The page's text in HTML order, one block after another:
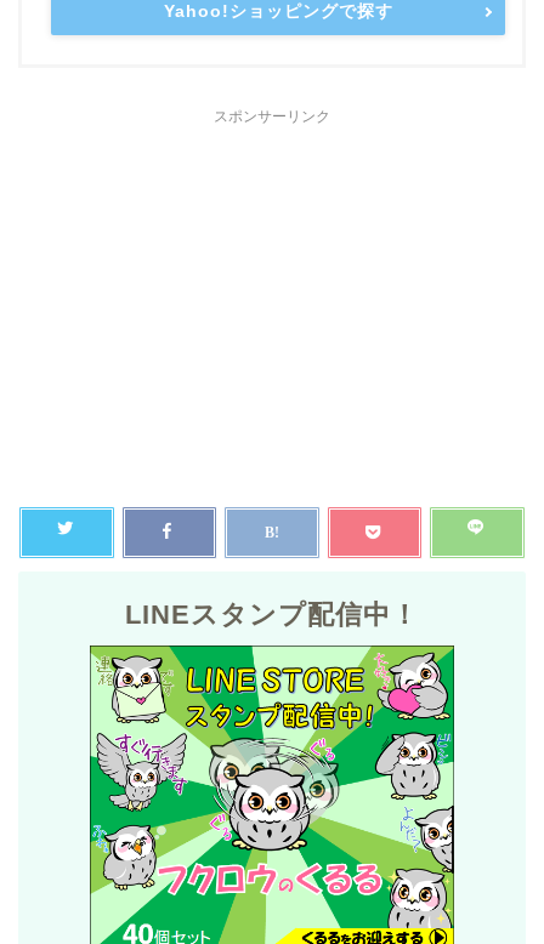
Yahoo!ショッピングで探す
スポンサーリンク
LINEスタンプ配信中！